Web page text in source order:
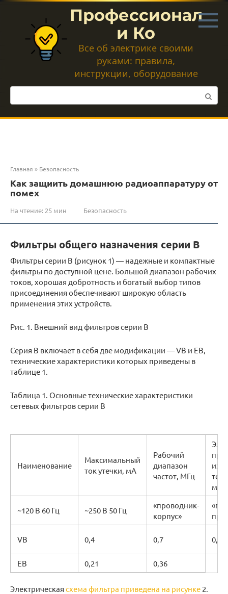
Перейти
контенту
Профессионал
и Ко
Все об электрике своими
руками: правила,
инструкции, оборудование
Поиск:
Главная » Безопасность
Как защиить домашнюю радиоаппаратуру от
помех
На чтение: 25 мин Безопасность
Фильтры общего назначения серии B
Фильтры серии В (рисунок 1) — надежные и компактные
фильтры по доступной цене. Большой диапазон рабочих
токов, хорошая добротность и богатый выбор типов
присоединения обеспечивают широкую область
применения этих устройств.
Рис. 1. Внешний вид фильтров серии B
Серия B включает в себя две модификации — VB и EB,
технические характеристики которых приведены в
таблице 1.
Таблица 1. Основные технические характеристики
сетевых фильтров серии B
Наименование
Максимальный
ток утечки, мА
Рабочий
диапазон
частот, МГц
~120 В 60 Гц ~250 В 50 Гц
«проводник-
корпус»
VB 0,4 0,7
EB 0,21 0,36
Электрическая схема фильтра приведена на рисунке 2.